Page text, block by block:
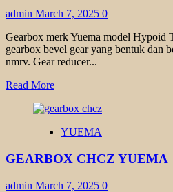
admin March 7, 2025 0
Gearbox merk Yuema model Hypoid
gearbox bevel gear yang bentuk dan
nmrv. Gear reducer...
Read MoreRead
about
HYPOID
YUEMA
GEARBOX CHCZ YUEMA
admin March 7, 2025 0